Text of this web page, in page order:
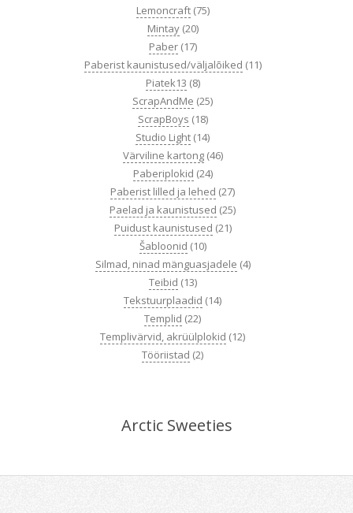
Lemoncraft (75)
Mintay (20)
Paber (17)
Paberist kaunistused/väljalõiked (11)
Piatek13 (8)
ScrapAndMe (25)
ScrapBoys (18)
Studio Light (14)
Värviline kartong (46)
Paberiplokid (24)
Paberist lilled ja lehed (27)
Paelad ja kaunistused (25)
Puidust kaunistused (21)
Šabloonid (10)
Silmad, ninad mänguasjadele (4)
Teibid (13)
Tekstuurplaadid (14)
Templid (22)
Templivärvid, akrüülplokid (12)
Tööriistad (2)
Arctic Sweeties